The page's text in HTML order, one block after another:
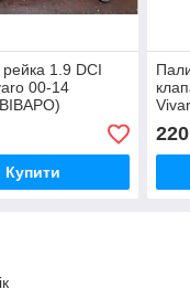
1.9 DCI
00-14
Купити
220